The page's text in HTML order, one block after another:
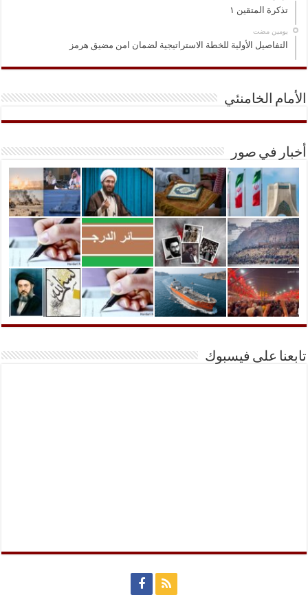
تذكرة المتقين ١
‏يومين مضت
التفاصيل الأولية للخطة الاستراتيجية لضمان امن مضيق هرمز
الأمام الخامنئي
أخبار في صور
تابعنا على فيسبوك